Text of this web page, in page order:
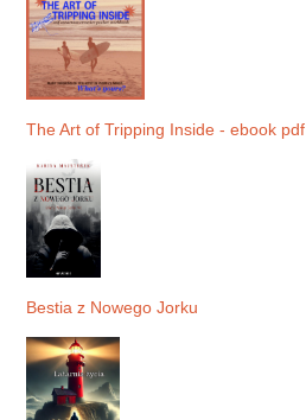
The Art of Tripping Inside - ebook pdf
Bestia z Nowego Jorku